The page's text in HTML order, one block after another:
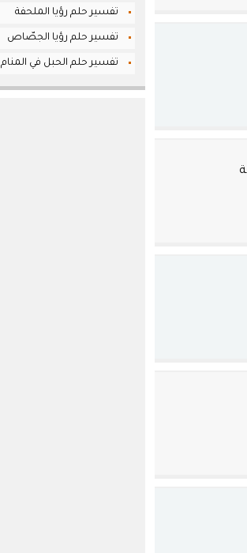
تفسير حلم رؤيا الملحفة
تفسير حلم رؤيا الجصّاص
تفسير حلم الحبل في المنام